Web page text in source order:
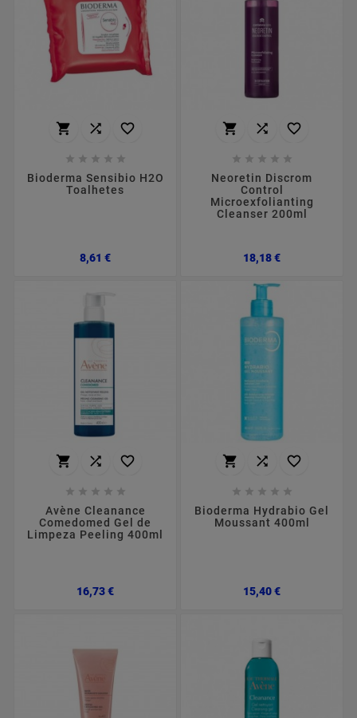
  
    
Bioderma Sensibio H2O
Toalhetes
8,61 €Preço
  
    
Neoretin Discrom
Control
Microexfolianting
Cleanser 200ml
18,18 €Preço
  
    
Avène Cleanance
Comedomed Gel de
Limpeza Peeling 400ml
16,73 €Preço
  
    
Bioderma Hydrabio Gel
Moussant 400ml
15,40 €Preço